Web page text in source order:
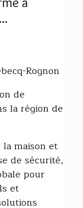
Rognon
de
la région de
maison et
de sécurité,
pour
et